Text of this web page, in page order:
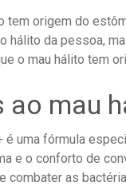
origem do
hálito da pessoa,
o mau hálito tem
ao mau
é uma fórmula
e o conforto de
combater as